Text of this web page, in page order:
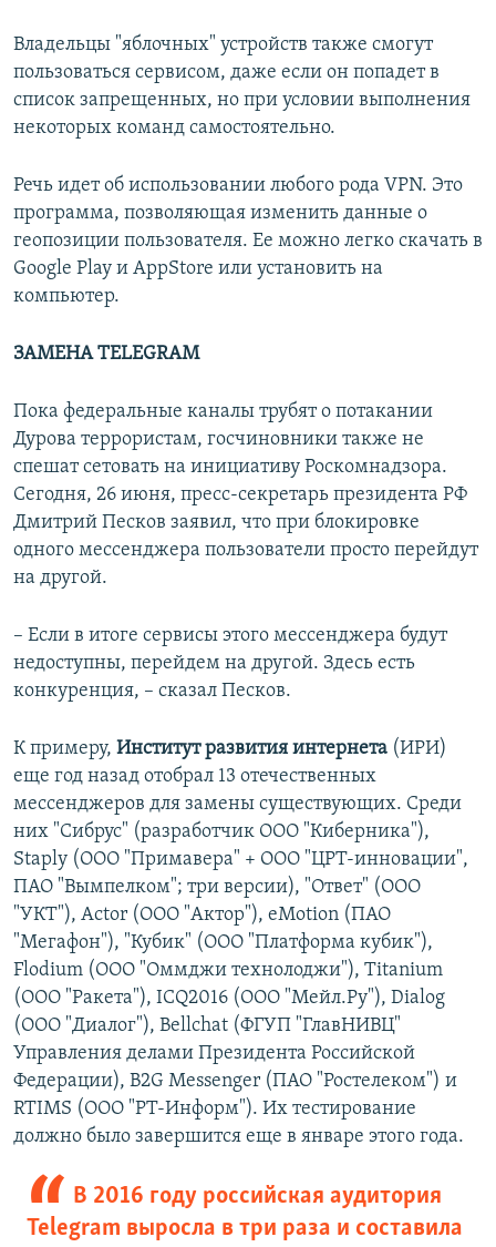
Владельцы "яблочных" устройств также смогут
пользоваться сервисом, даже если он попадет в
список запрещенных, но при условии выполнения
некоторых команд самостоятельно.
Речь идет об использовании любого рода VPN. Это
программа, позволяющая изменить данные о
геопозиции пользователя. Ее можно легко скачать в
Google Play и AppStore или установить на
компьютер.
ЗАМЕНА TELEGRAM
Пока федеральные каналы трубят о потакании
Дурова террористам, госчиновники также не
спешат сетовать на инициативу Роскомнадзора.
Сегодня, 26 июня, пресс-секретарь президента РФ
Дмитрий Песков заявил, что при блокировке
одного мессенджера пользователи просто перейдут
на другой.
– Если в итоге сервисы этого мессенджера будут
недоступны, перейдем на другой. Здесь есть
конкуренция, – сказал Песков.
К примеру, Институт развития интернета (ИРИ)
еще год назад отобрал 13 отечественных
мессенджеров для замены существующих. Среди
них "Сибрус" (разработчик ООО "Киберника"),
Staply (ООО "Примавера" + ООО "ЦРТ-инновации",
ПАО "Вымпелком"; три версии), "Ответ" (ООО
"УКТ"), Actor (ООО "Актор"), eMotion (ПАО
"Мегафон"), "Кубик" (ООО "Платформа кубик"),
Flodium (ООО "Оммджи технолоджи"), Titanium
(ООО "Ракета"), ICQ2016 (ООО "Мейл.Ру"), Dialog
(ООО "Диалог"), Bellchat (ФГУП "ГлавНИВЦ"
Управления делами Президента Российской
Федерации), B2G Messenger (ПАО "Ростелеком") и
RTIMS (ООО "РТ-Информ"). Их тестирование
должно было завершится еще в январе этого года.
В 2016 году российская аудитория
Telegram выросла в три раза и составила